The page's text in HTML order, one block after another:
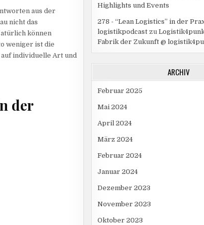
aus der
nicht das
können
weniger ist die
individuelle Art und
der
Highlights und Events
278 - “Lean Logistics” in der
logistikpodcastzu
Fabrik der Zukunft @
ARCHIV
Februar 2025
Mai 2024
April 2024
März 2024
Februar 2024
Januar 2024
Dezember 2023
November 2023
Oktober 2023